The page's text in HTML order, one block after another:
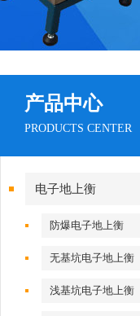
产品中心
PRODUCTS CENTER
电子地上衡
防爆电子地上衡
无基坑电子地上衡
浅基坑电子地上衡